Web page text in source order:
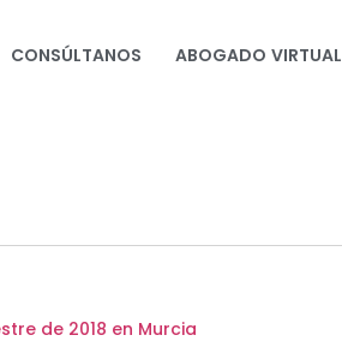
CONSÚLTANOS ABOGADO VIRTUAL
de 2018 en Murcia